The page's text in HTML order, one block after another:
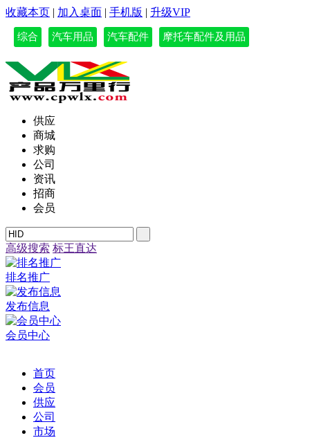
收藏本页 | 加入桌面 | 手机版 | 升级VIP
综合 汽车用品 汽车配件 摩托车配件及用品
供应
商城
求购
公司
资讯
招商
会员
高级搜索 标王直达
排名推广
发布信息
会员中心
首页
会员
供应
公司
市场